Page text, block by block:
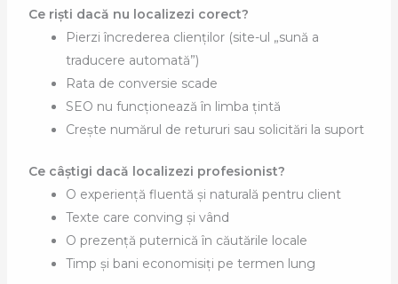
Ce riști dacă nu localizezi corect?
Pierzi încrederea clienților (site-ul „sună a
traducere automată”)
Rata de conversie scade
SEO nu funcționează în limba țintă
Crește numărul de retururi sau solicitări la suport
Ce câștigi dacă localizezi profesionist?
O experiență fluentă și naturală pentru client
Texte care conving și vând
O prezență puternică în căutările locale
Timp și bani economisiți pe termen lung